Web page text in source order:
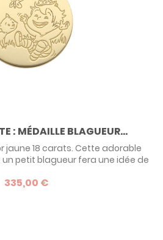
: MÉDAILLE BLAGUEUR...
jaune 18 carats. Cette adorable
petit blagueur fera une idée de
ou de son anniversaire. Une
335,00 €